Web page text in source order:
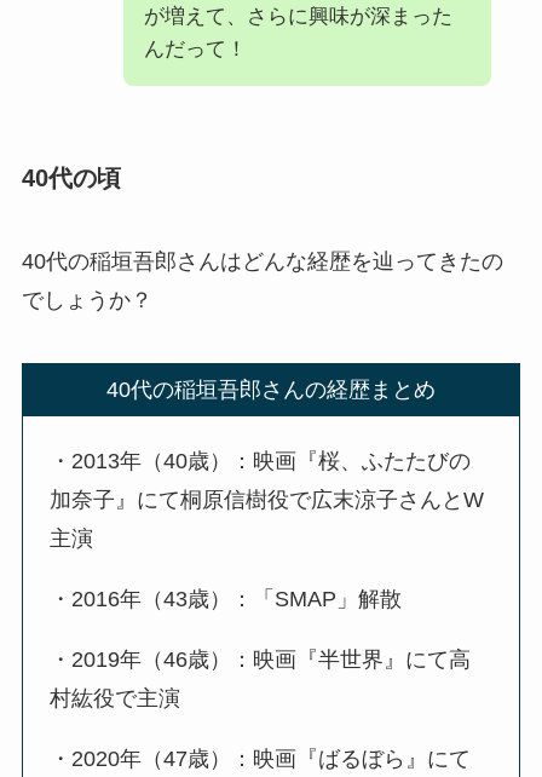
が増えて、さらに興味が深まった
んだって！
40代の頃
40代の稲垣吾郎さんはどんな経歴を辿ってきたの
でしょうか？
40代の稲垣吾郎さんの経歴まとめ
・2013年（40歳）：映画『桜、ふたたびの
加奈子』にて桐原信樹役で広末涼子さんとW
主演
・2016年（43歳）：「SMAP」解散
・2019年（46歳）：映画『半世界』にて高
村紘役で主演
・2020年（47歳）：映画『ばるぼら』にて